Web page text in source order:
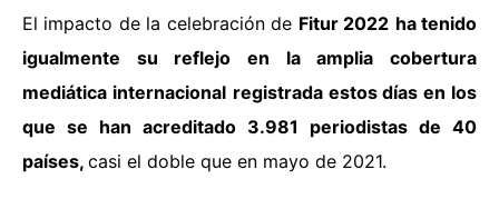
El impacto de la celebración de Fitur 2022 ha tenido
igualmente su reflejo en la amplia cobertura
mediática internacional registrada estos días en los
que se han acreditado 3.981 periodistas de 40
países, casi el doble que en mayo de 2021.